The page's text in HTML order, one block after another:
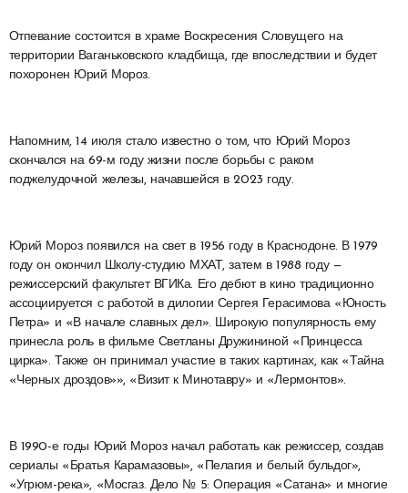
Отпевание состоится в храме Воскресения Словущего на
территории Ваганьковского кладбища, где впоследствии и будет
похоронен Юрий Мороз.
Напомним, 14 июля стало известно о том, что Юрий Мороз
скончался на 69-м году жизни после борьбы с раком
поджелудочной железы, начавшейся в 2023 году.
Юрий Мороз появился на свет в 1956 году в Краснодоне. В 1979
году он окончил Школу-студию МХАТ, затем в 1988 году —
режиссерский факультет ВГИКа. Его дебют в кино традиционно
ассоциируется с работой в дилогии Сергея Герасимова «Юность
Петра» и «В начале славных дел». Широкую популярность ему
принесла роль в фильме Светланы Дружининой «Принцесса
цирка». Также он принимал участие в таких картинах, как «Тайна
«Черных дроздов»», «Визит к Минотавру» и «Лермонтов».
В 1990-е годы Юрий Мороз начал работать как режиссер, создав
сериалы «Братья Карамазовы», «Пелагия и белый бульдог»,
«Угрюм-река», «Мосгаз. Дело № 5: Операция «Сатана» и многие